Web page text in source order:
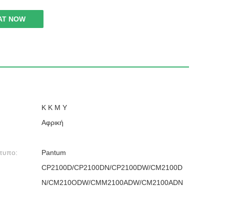
NOW
Κ Κ Μ Υ
Αφρική
Pantum
CP2100D/CP2100DN/CP2100DW/CM2100D
N/CM210ODW/CMM2100ADW/CM2100ADN